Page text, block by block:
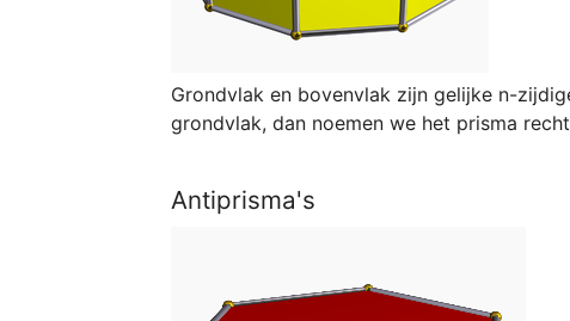
Grondvlak en bovenvlak zijn gelijke n-
grondvlak, dan noemen we het prisma
Antiprisma's